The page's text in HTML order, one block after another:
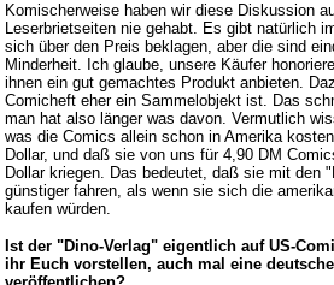
Komischerweise haben wir diese Diskussion
Leserbrietseiten nie gehabt. Es gibt natürlich
sich über den Preis beklagen, aber die sind
Minderheit. Ich glaube, unsere Käufer
ihnen ein gut gemachtes Produkt anbieten.
Comicheft eher ein Sammelobjekt ist. Das
man hat also länger was davon. Vermutlich
was die Comics allein schon in Amerika
Dollar, und daß sie von uns für 4,90 DM
Dollar kriegen. Das bedeutet, daß sie mit den
günstiger fahren, als wenn sie sich die
kaufen würden.
Ist der "Dino-Verlag" eigentlich auf US-
ihr Euch vorstellen, auch mal eine